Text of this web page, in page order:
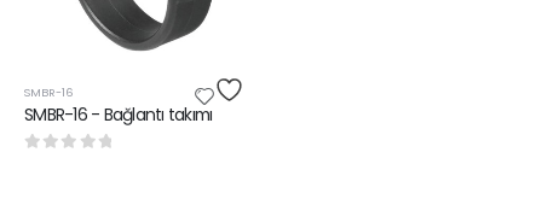
SMBR-16
SMBR-16 - Bağlantı takımı